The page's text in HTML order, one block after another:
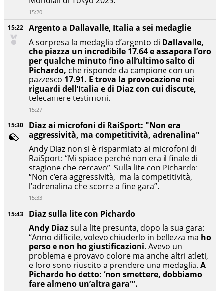
15:43
Diaz sulla lite con Pichardo
Andy Diazsulla lite presunta, dopo la sua gara:
“Anno difficile, volevo chiuderlo in bellezza ma ho
perso e non ho giustificazioni. Avevo un
problema e provavo dolore ma anche altri atleti,
e loro sono riuscito a prendere una medaglia. A
Pichardo ho detto: ‘non smettere, dobbiamo
fare almeno un’altra gara'”.
15:30
Diaz ai microfoni di RaiSport: "Non era
aggressività, ma competitività, adrenalina"
Andy Diaz non si è risparmiato ai microfoni di
RaiSport: “Mi spiace perché non era il finale di
stagione che cercavo”. Sulla lite con Pichardo:
“Non c’era aggressività, ma la competitività,
l’adrenalina che scorre a fine gara”.
15:33
15:22
Argento a Dallavalle, Italia a sei medaglie
A sorpresa la medaglia d’argento di Dallavalle,
che piazza un incredibile 17.64 e assapora l’oro
per qualche minuto fino all’ultimo salto di
Pichardo, che risponde da campione con un
pazzesco 17.91. E trova la provocazione nei
riguardi dell’Italia e di Diaz con cui discute,
telecamere testimoni.
15:27
15:20